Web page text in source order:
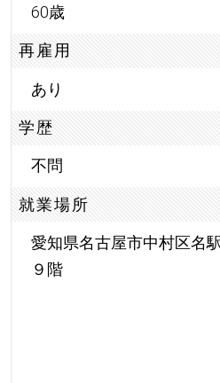
60歳
再雇用
あり
学歴
不問
就業場所
愛知県名古屋市中村区名
９階